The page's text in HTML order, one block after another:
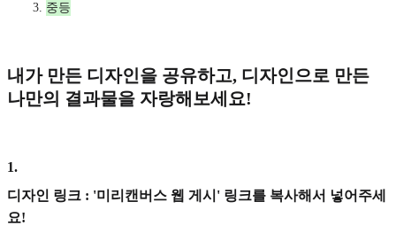
중등
내가 만든 디자인을 공유하고, 디자인으로 만든
나만의 결과물을 자랑해보세요!
1.
디자인 링크 : '미리캔버스 웹 게시' 링크를 복사해서 넣어주세
요!